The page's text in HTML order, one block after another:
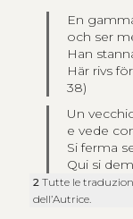
En
och ser
Han
Här rivs
38)
Un
e vede
Si ferma
Qui si
2Tutte le
dell’Autrice.